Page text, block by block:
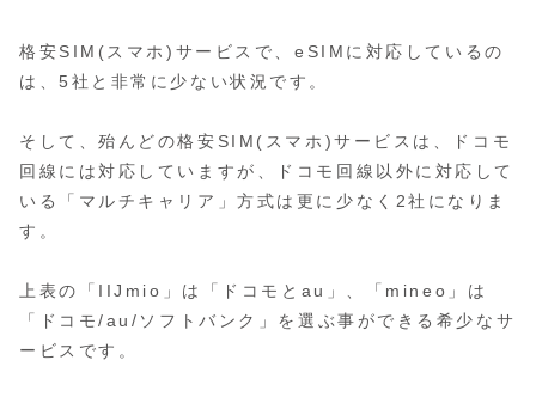
格安SIM(スマホ)サービスで、eSIMに対応しているの
は、5社と非常に少ない状況です。
そして、殆んどの格安SIM(スマホ)サービスは、ドコモ
回線には対応していますが、ドコモ回線以外に対応して
いる「マルチキャリア」方式は更に少なく2社になりま
す。
上表の「IIJmio」は「ドコモとau」、「mineo」は
「ドコモ/au/ソフトバンク」を選ぶ事ができる希少なサ
ービスです。